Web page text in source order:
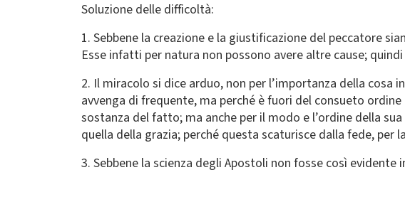
Soluzione delle difficoltà:
1. Sebbene la creazione e la giustificazione del peccatore
Esse infatti per natura non possono avere altre cause;
2. Il miracolo si dice arduo, non per l’importanza della cosa
avvenga di frequente, ma perché è fuori del consueto
sostanza del fatto; ma anche per il modo e l’ordine della
quella della grazia; perché questa scaturisce dalla fede, per
3. Sebbene la scienza degli Apostoli non fosse così